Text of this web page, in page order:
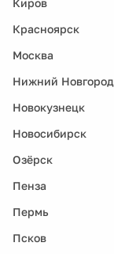
Красноярск
Москва
Нижний Новгород
Новокузнецк
Новосибирск
Озёрск
Пенза
Пермь
Псков